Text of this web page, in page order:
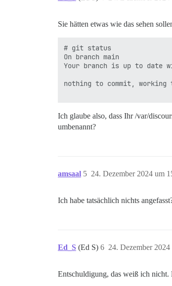
Sie hätten etwas wie das sehen
# git status
On branch main
Your branch is up to date
nothing to commit, working
Ich glaube also, dass Ihr /var/
umbenannt?
amsaal 24. Dezember 2024 um
5
Ich habe tatsächlich nichts
Ed_S (Ed S) 24. Dezember
6
Entschuldigung, das weiß ich nicht.